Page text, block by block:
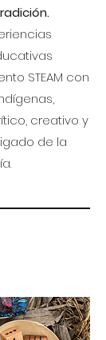
STEAM con
creativo y
de la